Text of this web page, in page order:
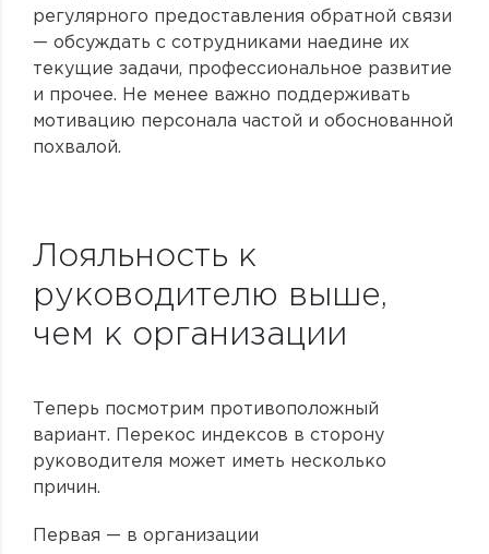
регулярного предоставления обратной связи
— обсуждать с сотрудниками наедине их
текущие задачи, профессиональное развитие
и прочее. Не менее важно поддерживать
мотивацию персонала частой и обоснованной
похвалой.
Лояльность к
руководителю выше,
чем к организации
Теперь посмотрим противоположный
вариант. Перекос индексов в сторону
руководителя может иметь несколько
причин.
Первая — в организации